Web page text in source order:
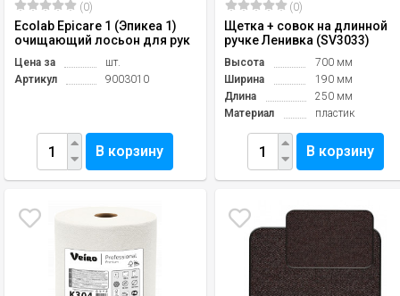
(0)
Ecolab Epicare 1 (Эпикеа 1)
очищающий лосьон для рук
Цена за
шт.
Артикул
9003010
В корзину
(0)
Щетка + совок на длинной
ручке Ленивка (SV3033)
Высота
700 мм
Ширина
190 мм
Длина
250 мм
Материал
пластик
В корзину